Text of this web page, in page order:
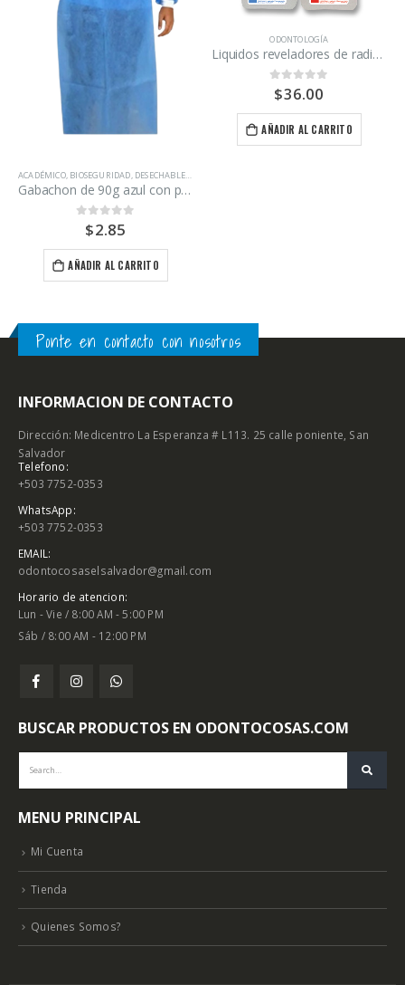
ACADÉMICO, BIOSEGURIDAD, DESECHABLES ,
Gabachon de 90g azul con puño blanco
out of 5
$2.85
AÑADIR AL CARRITO
ODONTOLOGÍA
Liquidos reveladores de radiografías Carestream kit revelador y fijador
0out of 5
$36.00
AÑADIR AL CARRITO
Ponte en contacto con nosotros
INFORMACION DE CONTACTO
Dirección: Medicentro La Esperanza # L113. 25 calle poniente, San
Salvador
Telefono:
+503 7752-0353
WhatsApp:
+503 7752-0353
EMAIL:
odontocosaselsalvador@gmail.com
Horario de atencion:
Lun - Vie / 8:00 AM - 5:00 PM
Sáb / 8:00 AM - 12:00 PM
BUSCAR PRODUCTOS EN ODONTOCOSAS.COM
MENU PRINCIPAL
Mi Cuenta
Tienda
Quienes Somos?